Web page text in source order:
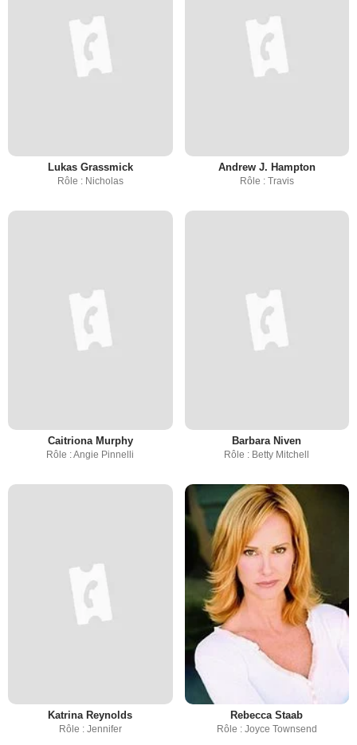
Lukas Grassmick
Rôle : Nicholas
Andrew J. Hampton
Rôle : Travis
Caitriona Murphy
Rôle : Angie Pinnelli
Barbara Niven
Rôle : Betty Mitchell
Katrina Reynolds
Rôle : Jennifer
Rebecca Staab
Rôle : Joyce Townsend